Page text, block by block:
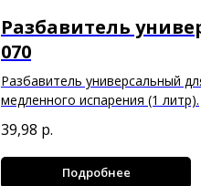
Разбавитель
070
Разбавитель универсальный
медленного испарения (1 литр).
39,98 р.
Подробнее